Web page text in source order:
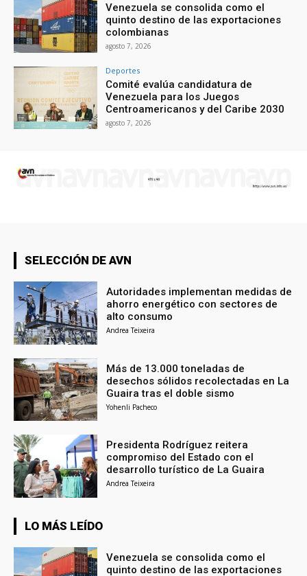
Venezuela se consolida como el
quinto destino de las exportaciones
colombianas
agosto 7, 2026
Deportes
Comité evalúa candidatura de
Venezuela para los Juegos
Centroamericanos y del Caribe 2030
agosto 7, 2026
SELECCIÓN DE AVN
Autoridades implementan medidas de
ahorro energético con sectores de
alto consumo
Andrea Teixeira
Más de 13.000 toneladas de
desechos sólidos recolectadas en La
Guaira tras el doble sismo
Yohenli Pacheco
Presidenta Rodríguez reitera
compromiso del Estado con el
desarrollo turístico de La Guaira
Andrea Teixeira
LO MÁS LEÍDO
Venezuela se consolida como el
quinto destino de las exportaciones